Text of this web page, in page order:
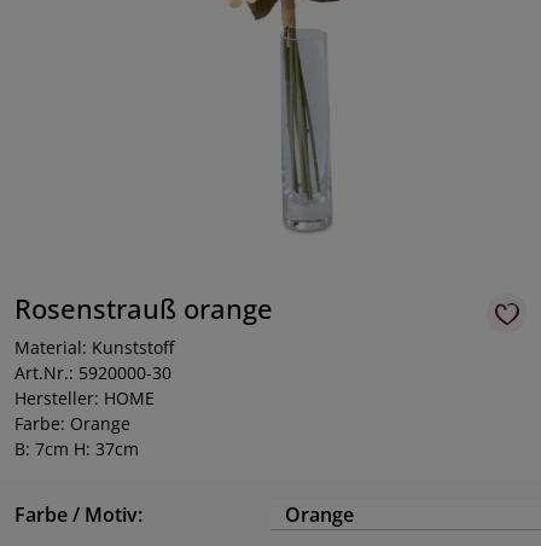
Rosenstrauß orange
Material: Kunststoff
Art.Nr.: 5920000-30
Hersteller: HOME
Farbe: Orange
B: 7cm H: 37cm
Farbe / Motiv: Orange